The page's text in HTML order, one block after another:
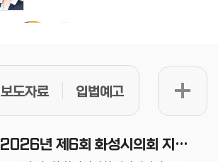
2026년 제6회 화성시의회 지방임기제공무원(정책지원관, 속기사) 채용공고
보도자료 입법예고